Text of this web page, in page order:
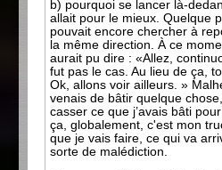
b) pourquoi se lancer là-
allait pour le mieux. Quelque
pouvait encore chercher à
la même direction. À ce
aurait pu dire : «Allez,
fut pas le cas. Au lieu de ça,
Ok, allons voir ailleurs. »
venais de bâtir quelque
casser ce que j’avais bâti
ça, globalement, c'est mon
que je vais faire, ce qui va
sorte de malédiction.